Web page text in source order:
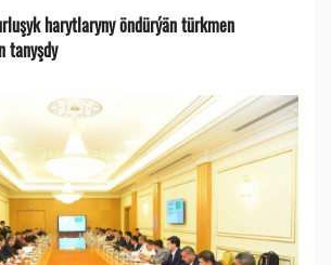
harytlaryny öndürýän türkmen
tanyşdy